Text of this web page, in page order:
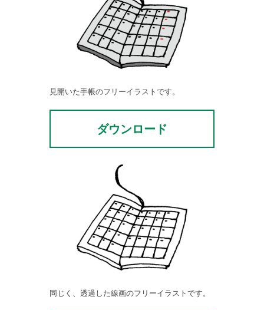
見開いた手帳のフリーイラストです。
ダウンロード
同じく、透過した線画のフリーイラストです。